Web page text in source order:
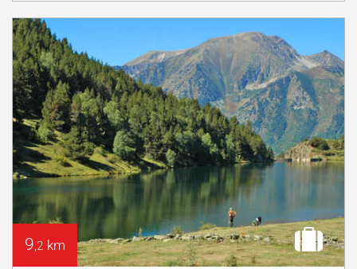
9,2 km